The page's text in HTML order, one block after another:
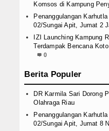
Komsos di Kampung
Penanggulangan
02/Sungai Apit, Jumat 2
IZI Launching Kampung
Terdampak Bencana
0
Berita Populer
DR Karmila Sari Dorong
Olahraga Riau
Penanggulangan
02/Sungai Apit, Jumat 8